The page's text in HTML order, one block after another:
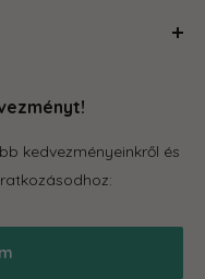
egyszerű és
kedvezményeinkről és